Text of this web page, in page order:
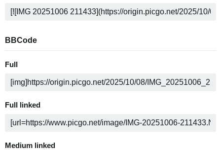
BBCode
Full
Full linked
Medium linked